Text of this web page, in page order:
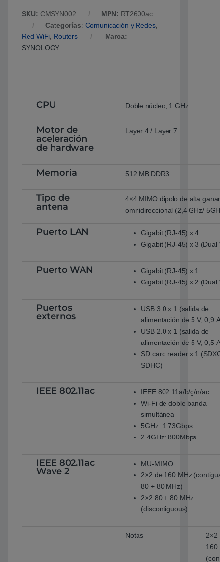
SKU: CMSYN002 MPN: RT2600ac
Categorías: Comunicación y Redes,
Red WiFi, Routers
Marca:
SYNOLOGY
CPU Doble núcleo, 1 GHz
Motor de
aceleración
de hardware
Layer 4 / Layer 7
Memoria 512 MB DDR3
Tipo de
antena
4×4 MIMO dipolo de alta
omnidireccional (2,4 GHz/
Puerto LAN
Gigabit (RJ-45) x 4
Gigabit (RJ-45) x 3 (Dual
Puerto WAN
Gigabit (RJ-45) x 1
Gigabit (RJ-45) x 2 (Dual
Puertos
externos
USB 3.0 x 1 (salida de
alimentación de 5 V, 0,9
USB 2.0 x 1 (salida de
alimentación de 5 V, 0,5
SD card reader x 1
SDHC)
IEEE 802.11ac
IEEE 802.11a/b/g/n/ac
Wi-Fi de doble banda
simultánea
5GHz: 1.73Gbps
2.4GHz: 800Mbps
IEEE 802.11ac
Wave 2
MU-MIMO
2×2 de 160 MHz
80 + 80 MHz)
2×2 80 + 80 MHz
(discontiguous)
Notas
2×2
160